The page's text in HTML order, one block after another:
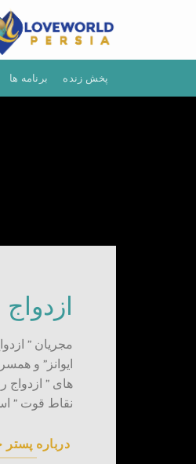
پخش زنده برنامه ها
مجریان ”
ایوانز” و
های ” ازدواج
نقاط قوت ”
درباره